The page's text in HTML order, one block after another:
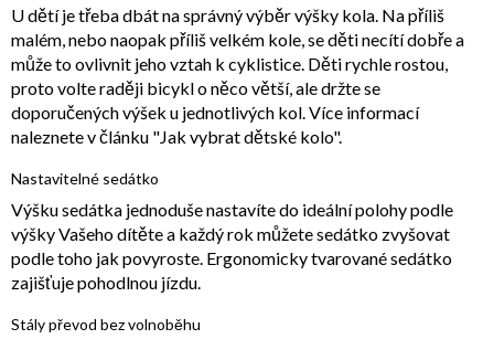
U dětí je třeba dbát na správný výběr výšky kola. Na příliš
malém, nebo naopak příliš velkém kole, se děti necítí dobře a
může to ovlivnit jeho vztah k cyklistice. Děti rychle rostou,
proto volte raději bicykl o něco větší, ale držte se
doporučených výšek u jednotlivých kol. Více informací
naleznete v článku "Jak vybrat dětské kolo".
Nastavitelné sedátko
Výšku sedátka jednoduše nastavíte do ideální polohy podle
výšky Vašeho dítěte a každý rok můžete sedátko zvyšovat
podle toho jak povyroste. Ergonomicky tvarované sedátko
zajišťuje pohodlnou jízdu.
Stály převod bez volnoběhu